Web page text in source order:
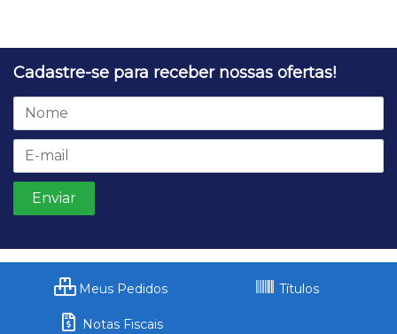
Cadastre-se para receber nossas ofertas!
Meus Pedidos Títulos
Notas Fiscais